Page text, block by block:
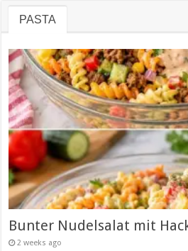
PASTA
Bunter Nudelsalat mit
2 weeks ago